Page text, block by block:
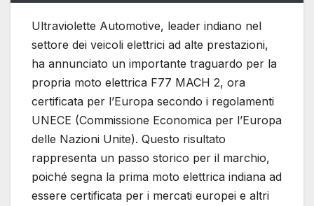
Ultraviolette Automotive, leader indiano nel
settore dei veicoli elettrici ad alte prestazioni,
ha annunciato un importante traguardo per la
propria moto elettrica F77 MACH 2, ora
certificata per l’Europa secondo i regolamenti
UNECE (Commissione Economica per l’Europa
delle Nazioni Unite). Questo risultato
rappresenta un passo storico per il marchio,
poiché segna la prima moto elettrica indiana ad
essere certificata per i mercati europei e altri